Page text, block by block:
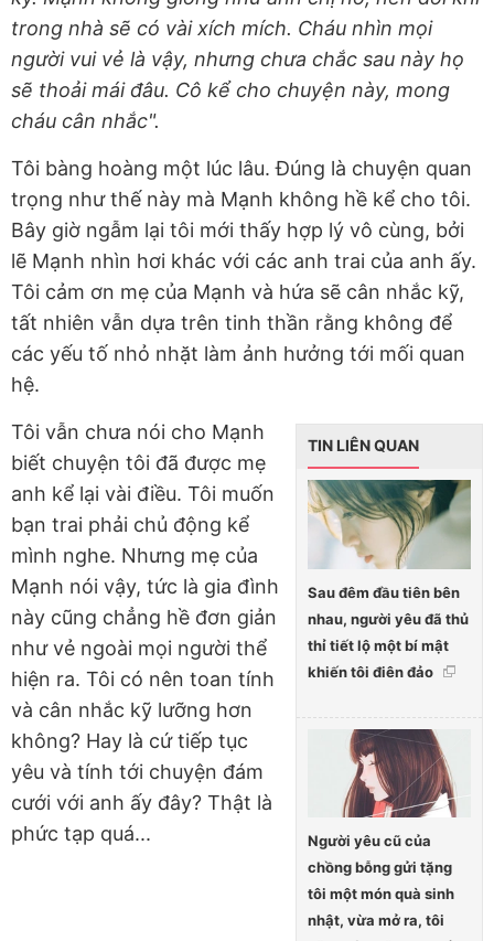
trong nhà sẽ có vài xích mích. Cháu nhìn mọi
người vui vẻ là vậy, nhưng chưa chắc sau này họ
sẽ thoải mái đâu. Cô kể cho chuyện này, mong
cháu cân nhắc".
Tôi bàng hoàng một lúc lâu. Đúng là chuyện quan
trọng như thế này mà Mạnh không hề kể cho tôi.
Bây giờ ngẫm lại tôi mới thấy hợp lý vô cùng, bởi
lẽ Mạnh nhìn hơi khác với các anh trai của anh ấy.
Tôi cảm ơn mẹ của Mạnh và hứa sẽ cân nhắc kỹ,
tất nhiên vẫn dựa trên tinh thần rằng không để
các yếu tố nhỏ nhặt làm ảnh hưởng tới mối quan
hệ.
TIN LIÊN QUAN
Sau đêm đầu tiên bên
nhau, người yêu đã thủ
thỉ tiết lộ một bí mật
khiến tôi điên đảo
Người yêu cũ của
chồng bỗng gửi tặng
tôi một món quà sinh
nhật, vừa mở ra, tôi
Tôi vẫn chưa nói cho Mạnh
biết chuyện tôi đã được mẹ
anh kể lại vài điều. Tôi muốn
bạn trai phải chủ động kể
mình nghe. Nhưng mẹ của
Mạnh nói vậy, tức là gia đình
này cũng chẳng hề đơn giản
như vẻ ngoài mọi người thể
hiện ra. Tôi có nên toan tính
và cân nhắc kỹ lưỡng hơn
không? Hay là cứ tiếp tục
yêu và tính tới chuyện đám
cưới với anh ấy đây? Thật là
phức tạp quá...